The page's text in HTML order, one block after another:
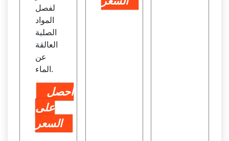
لفصل
المواد
الصلبة
العالقة
عن
الماء.
احصل
على
السعر